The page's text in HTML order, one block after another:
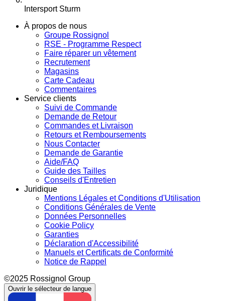
Intersport Sturm
À propos de nous
Groupe Rossignol
RSE - Programme Respect
Faire réparer un vêtement
Recrutement
Magasins
Carte Cadeau
Commentaires
Service clients
Suivi de Commande
Demande de Retour
Commandes et Livraison
Retours et Remboursements
Nous Contacter
Demande de Garantie
Aide/FAQ
Guide des Tailles
Conseils d'Entretien
Juridique
Mentions Légales et Conditions d'Utilisation
Conditions Générales de Vente
Données Personnelles
Cookie Policy
Garanties
Déclaration d'Accessibilité
Manuels et Certificats de Conformité
Notice de Rappel
©2025 Rossignol Group
Ouvrir le sélecteur de langue